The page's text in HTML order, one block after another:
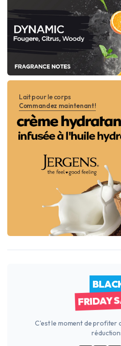
Lait pour le corps
Commandez maintenant!
FRIDAY
C'est le moment de profiter